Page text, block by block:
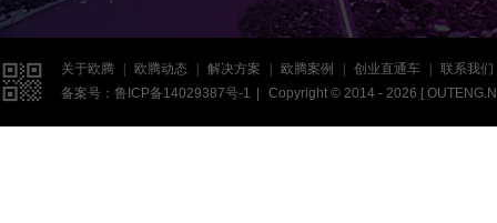
 关于欧腾 欧腾动态 解决方案 欧腾案例 创业直通车
联系我们
备案号： 鲁ICP备14029387号-1 Copyright © 2014 - 2026 [